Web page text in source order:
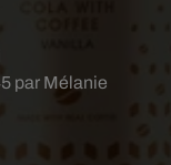
par Mélanie